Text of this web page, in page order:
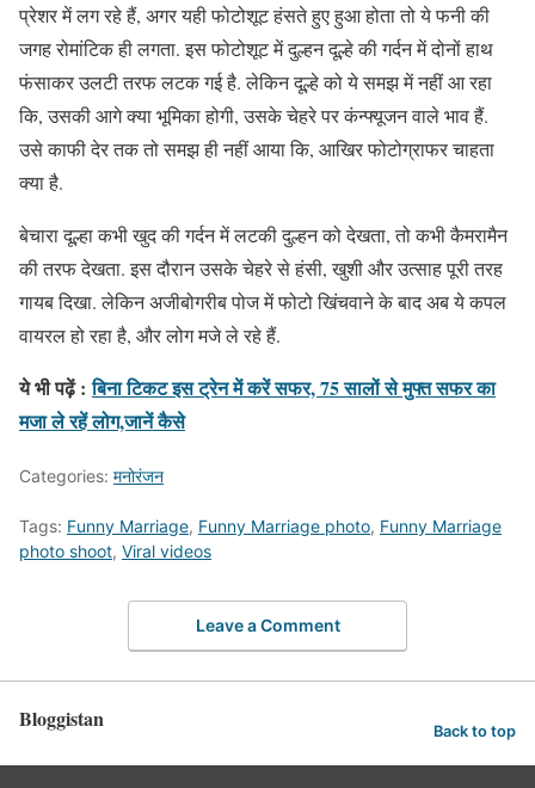
प्रेशर में लग रहे हैं, अगर यही फोटोशूट हंसते हुए हुआ होता तो ये फनी की
जगह रोमांटिक ही लगता. इस फोटोशूट में दुल्हन दूल्हे की गर्दन में दोनों हाथ
फंसाकर उलटी तरफ लटक गई है. लेकिन दूल्हे को ये समझ में नहीं आ रहा
कि, उसकी आगे क्या भूमिका होगी, उसके चेहरे पर कंन्फ्यूजन वाले भाव हैं.
उसे काफी देर तक तो समझ ही नहीं आया कि, आखिर फोटोग्राफर चाहता
क्या है.
बेचारा दूल्हा कभी खुद की गर्दन में लटकी दुल्हन को देखता, तो कभी कैमरामैन
की तरफ देखता. इस दौरान उसके चेहरे से हंसी, खुशी और उत्साह पूरी तरह
गायब दिखा. लेकिन अजीबोगरीब पोज में फोटो खिंचवाने के बाद अब ये कपल
वायरल हो रहा है, और लोग मजे ले रहे हैं.
ये भी पढ़ें :बिना टिकट इस ट्रेन में करें सफर, 75 सालों से मुफ्त सफर का
मजा ले रहें लोग,जानें कैसे
Categories: मनोरंजन
Tags: Funny Marriage, Funny Marriage photo, Funny Marriage
photo shoot, Viral videos
Leave a Comment
Bloggistan Back to top